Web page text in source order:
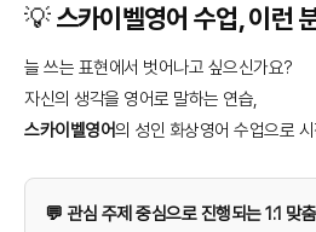
💡 스카이벨영어 수업, 이런
늘 쓰는 표현에서 벗어나고 싶으신가요?
자신의 생각을 영어로 말하는 연습,
스카이벨영어의 성인 화상영어 수업으로
💬 관심 주제 중심으로 진행되는 1:1 맞